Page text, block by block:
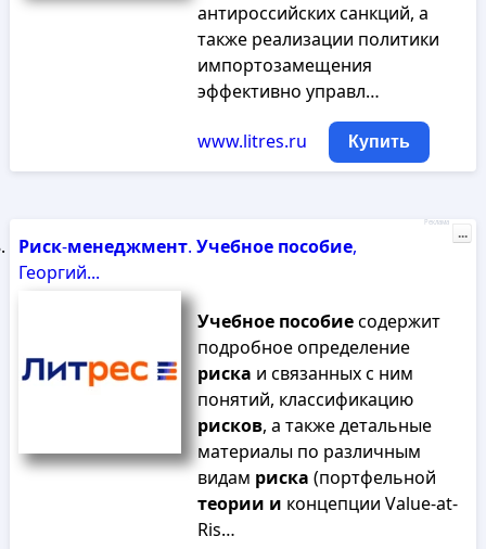
антироссийских санкций, а
также реализации политики
импортозамещения
эффективно управл…
www.litres.ru Купить
Риск-менеджмент. Учебное пособие,
Георгий...
Учебное пособиесодержит
подробное определение
риска и связанных с ним
понятий, классификацию
рисков, а также детальные
материалы по различным
видам риска (портфельной
теории и концепции Value-at-
Ris…
Реклама
...